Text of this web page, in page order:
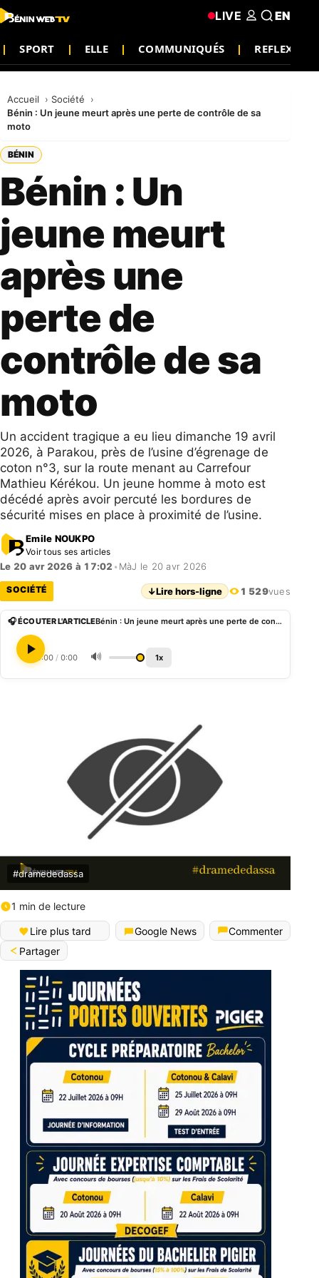
SPORT ELLE COMMUNIQUÉS REFLEXION
LIVE EN
Accueil
Société
Bénin : Un jeune meurt après une perte de contrôle de sa
moto
BÉNIN
Bénin : Un
jeune meurt
après une
perte de
contrôle de sa
moto
Un accident tragique a eu lieu dimanche 19 avril
2026, à Parakou, près de l’usine d’égrenage de
coton n°3, sur la route menant au Carrefour
Mathieu Kérékou. Un jeune homme à moto est
décédé après avoir percuté les bordures de
sécurité mises en place à proximité de l’usine.
Emile NOUKPO
Voir tous ses articles
Le 20 avr 2026 à 17:02 • MàJ le 20 avr 2026
SOCIÉTÉ ↓Lire hors-ligne 1 529vues
🎧 ÉCOUTER L'ARTICLE Bénin : Un jeune meurt après une perte de contrôle de sa moto
0:00 / 0:00 🔊 1x
#dramededassa
1 min de lecture
Lire plus tard Google News
Commenter
Partager